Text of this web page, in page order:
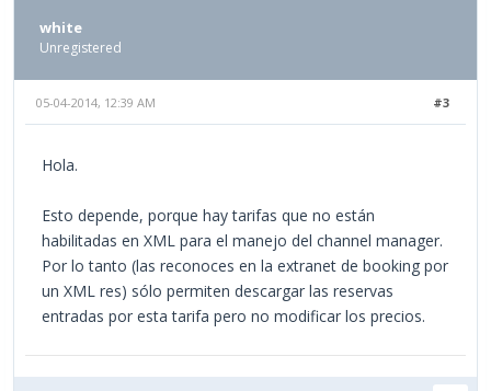
white
Unregistered
#3
05-04-2014, 12:39 AM
Hola.
Esto depende, porque hay tarifas que no están
habilitadas en XML para el manejo del channel manager.
Por lo tanto (las reconoces en la extranet de booking por
un XML res) sólo permiten descargar las reservas
entradas por esta tarifa pero no modificar los precios.